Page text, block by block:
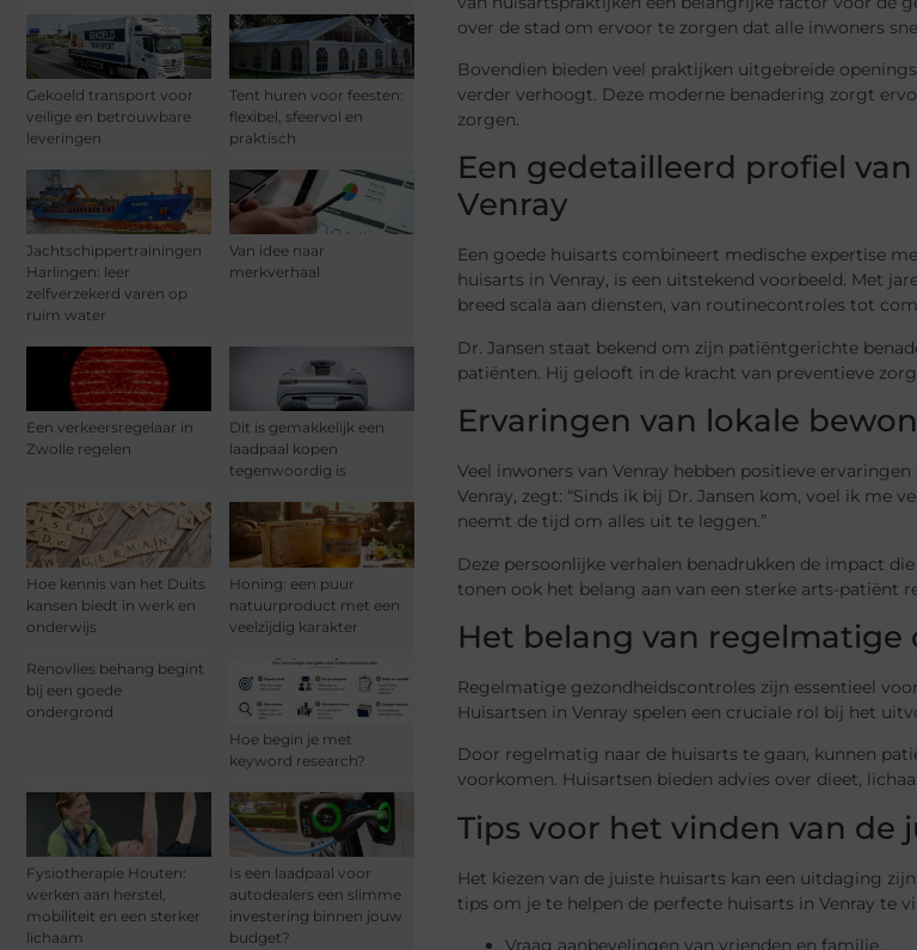
Gekoeld transport voor
veilige en betrouwbare
leveringen
Tent huren voor feesten:
flexibel, sfeervol en
praktisch
Jachtschippertrainingen
Harlingen: leer
zelfverzekerd varen op
ruim water
Van idee naar
merkverhaal
Een verkeersregelaar in
Zwolle regelen
Dit is gemakkelijk een
laadpaal kopen
tegenwoordig is
Hoe kennis van het Duits
kansen biedt in werk en
onderwijs
Honing: een puur
natuurproduct met een
veelzijdig karakter
Renovlies behang begint
bij een goede
ondergrond
Hoe begin je met
keyword research?
Fysiotherapie Houten:
werken aan herstel,
mobiliteit en een sterker
lichaam
Is een laadpaal voor
autodealers een slimme
investering binnen jouw
budget?
over de stad om ervoor te zorgen dat alle inwoners
Bovendien bieden veel praktijken uitgebreide
verder verhoogt. Deze moderne benadering zorgt
zorgen.
Een gedetailleerd profiel
Venray
Een goede huisarts combineert medische expertise
huisarts in Venray, is een uitstekend voorbeeld. Met
breed scala aan diensten, van routinecontroles tot
Dr. Jansen staat bekend om zijn patiëntgerichte
patiënten. Hij gelooft in de kracht van preventieve
Ervaringen van lokale
Veel inwoners van Venray hebben positieve
Venray, zegt: “Sinds ik bij Dr. Jansen kom, voel ik me
neemt de tijd om alles uit te leggen.”
Deze persoonlijke verhalen benadrukken de impact
tonen ook het belang aan van een sterke arts-patiënt
Het belang van regelmatige
Regelmatige gezondheidscontroles zijn essentieel
Huisartsen in Venray spelen een cruciale rol bij het
Door regelmatig naar de huisarts te gaan, kunnen
voorkomen. Huisartsen bieden advies over dieet,
Tips voor het vinden van de
Het kiezen van de juiste huisarts kan een uitdaging
tips om je te helpen de perfecte huisarts in Venray te
Vraag aanbevelingen van vrienden en familie.